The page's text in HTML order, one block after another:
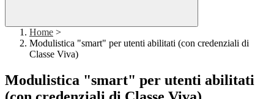
Home >
Modulistica "smart" per utenti abilitati (con credenziali di
Classe Viva)
Modulistica "smart" per utenti abilitati